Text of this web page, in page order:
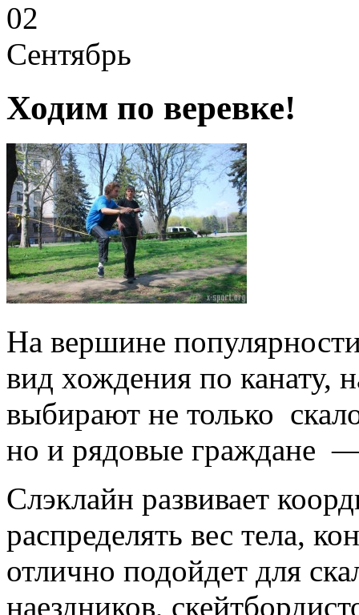
02
Сентябрь
Ходим по веревке!
На вершине
вид хождения по канату,
выбирают не только
но и рядовые граждане
Слэклайн развивает
распределять вес тела,
отлично подойдет для
наездников,